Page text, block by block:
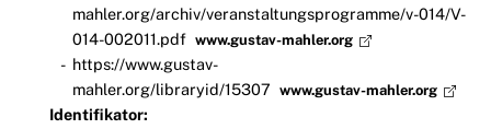
mahler.org/archiv/veranstaltungsprogramme/v-014/V-
014-002011.pdf www.gustav-mahler.org
https://www.gustav-
mahler.org/libraryid/15307 www.gustav-mahler.org
Identifikator: